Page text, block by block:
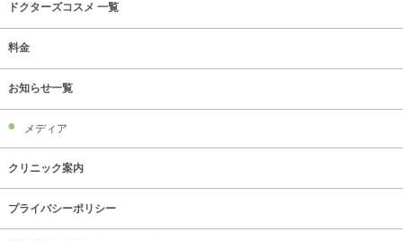
ドクターズコスメ 一覧
料金
お知らせ一覧
メディア
クリニック案内
プライバシーポリシー